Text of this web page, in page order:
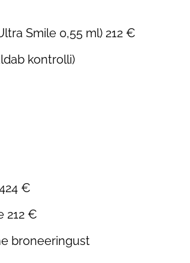
Smile 0,55 ml) 212 €
kontrolli)
€
212 €
broneeringust